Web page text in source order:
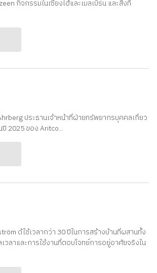
กิจกรรมในเซี่ยงไฮ้และเมลเบิร์น และสิ่งที่
ประธานเจ้าหน้าที่ฝ่ายทรัพยากรบุคคลเกี่ยว
2025 ของ Aritco...
ด้ใช้เวลากว่า 30 ปีในการสร้างบ้านที่ผสานทั้ง
วลาและการใช้งานที่ตอบโจทย์การอยู่อาศัยจริงใน